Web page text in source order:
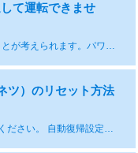
て運転できませ
内部攪拌FANまたは基板が故障していることが考えられます。パワーコンディショナの購入先（商社、施工店等）を通じて修理のご依頼をお願いします。
ツ）のリセット方法
オペレータのF2（RESET）キーを押してください。 自動復帰設定の場合は運転再開します。 運転が始まらない場合はLO/REを押してLEDを点灯させ、その後、RUNキーを押して運転を再開してください。